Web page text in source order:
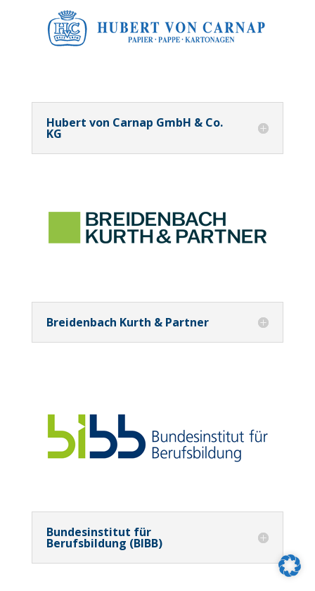
Hubert von Carnap GmbH & Co.
KG
Breidenbach Kurth & Partner
Bundesinstitut für
Berufsbildung (BIBB)